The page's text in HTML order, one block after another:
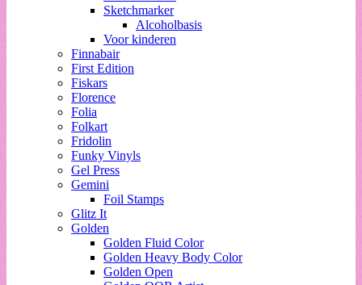
Sketchmarker
Alcoholbasis
Voor kinderen
Finnabair
First Edition
Fiskars
Florence
Folia
Folkart
Fridolin
Funky Vinyls
Gel Press
Gemini
Foil Stamps
Glitz It
Golden
Golden Fluid Color
Golden Heavy Body Color
Golden Open